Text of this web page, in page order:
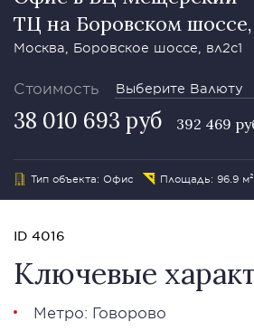
ТЦ на Боровском
Москва, Боровское шоссе, вл2с1
Стоимость Выберите Валюту
38 010 693 руб 392 469
Тип объекта: Офис Площадь: 96.9 м²
ID 4016
Ключевые
Метро: Говорово